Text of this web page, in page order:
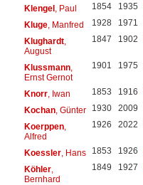
Klengel, Paul 1854 1935
Kluge, Manfred 1928 1971
Klughardt,
August
1847 1902
Klussmann,
Ernst Gernot
1901 1975
Knorr, Iwan 1853 1916
Kochan, Günter 1930 2009
Koerppen,
Alfred
1926 2022
Koessler, Hans 1853 1926
Köhler,
Bernhard
1849 1927